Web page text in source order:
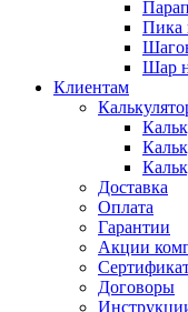
Пика
Шар
Клиентам
Доставка
Оплата
Гарантии
Акции
Договоры